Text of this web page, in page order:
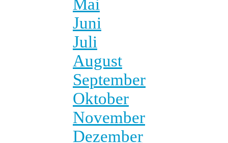
Mai
Juni
Juli
August
September
Oktober
November
Dezember